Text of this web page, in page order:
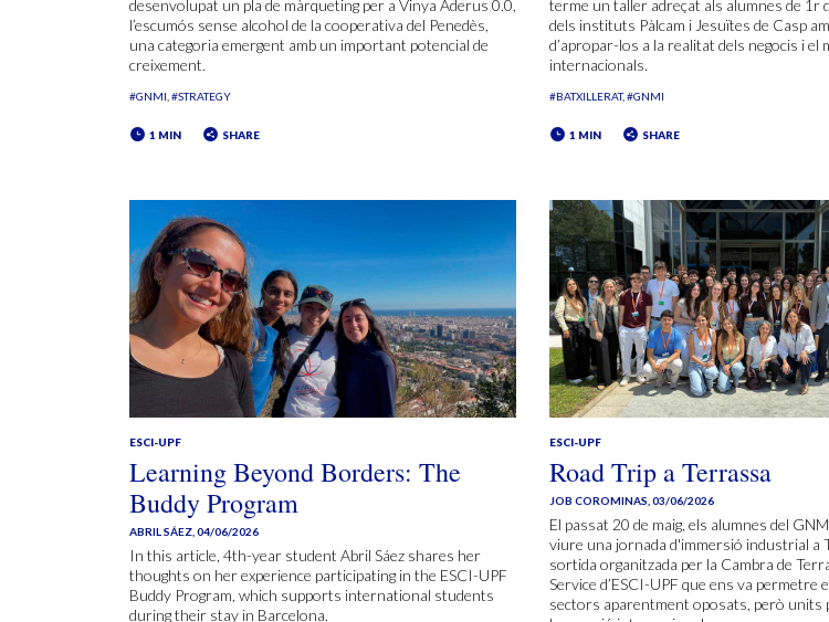
desenvolupat un pla de màrqueting per a Vinya Aderus 0.0,
l’escumós sense alcohol de la cooperativa del Penedès,
una categoria emergent amb un important potencial de
creixement.
#GNMI #STRATEGY
1 MIN SHARE
terme un taller adreçat als alumnes de 1r
dels instituts Pàlcam i Jesuïtes de Casp
d’apropar-los a la realitat dels negocis i el
internacionals.
#BATXILLERAT #GNMI
1 MIN SHARE
ESCI-UPF
Learning Beyond Borders: The
Buddy Program
ABRIL SÁEZ 04/06/2026
In this article, 4th-year student Abril Sáez shares her
thoughts on her experience participating in the ESCI-UPF
Buddy Program, which supports international students
during their stay in Barcelona.
ESCI-UPF
Road Trip a Terrassa
JOB COROMINAS 03/06/2026
El passat 20 de maig, els alumnes del
viure una jornada d'immersió industrial a
sortida organitzada per la Cambra de
Service d’ESCI-UPF que ens va permetre
sectors aparentment oposats, però units